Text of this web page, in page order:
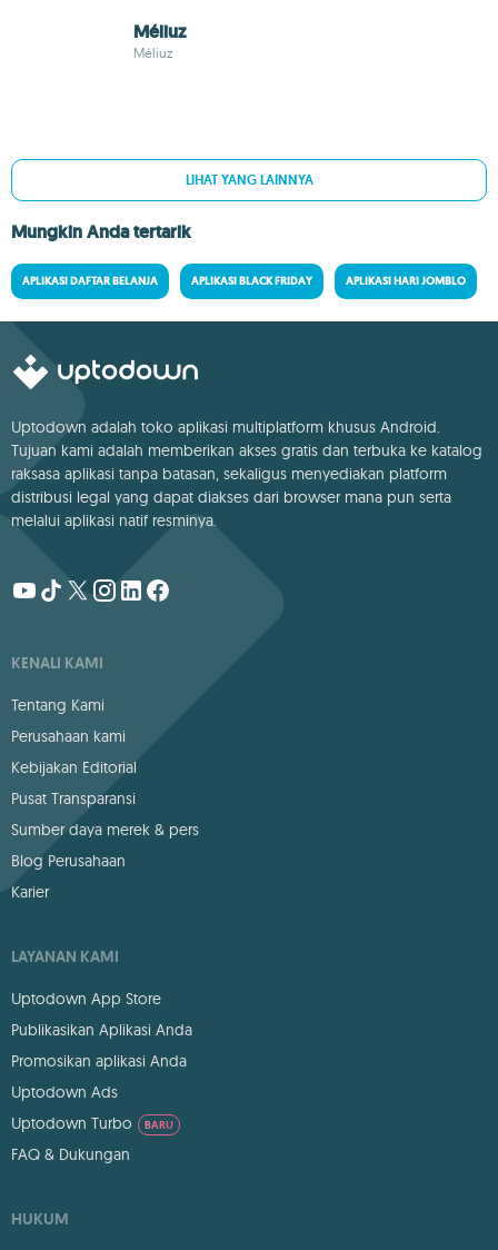
Méliuz
Méliuz
LIHAT YANG LAINNYA
Mungkin Anda tertarik
APLIKASI DAFTAR BELANJA APLIKASI BLACK FRIDAY APLIKASI HARI JOMBLO
Uptodown adalah toko aplikasi multiplatform khusus Android.
Tujuan kami adalah memberikan akses gratis dan terbuka ke katalog
raksasa aplikasi tanpa batasan, sekaligus menyediakan platform
distribusi legal yang dapat diakses dari browser mana pun serta
melalui aplikasi natif resminya.
KENALI KAMI
Tentang Kami
Perusahaan kami
Kebijakan Editorial
Pusat Transparansi
Sumber daya merek & pers
Blog Perusahaan
Karier
LAYANAN KAMI
Uptodown App Store
Publikasikan Aplikasi Anda
Promosikan aplikasi Anda
Uptodown Ads
Uptodown Turbo
BARU
FAQ & Dukungan
HUKUM